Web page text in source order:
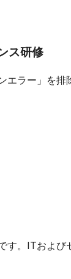
ス研修
エラー」を
す。ITおよ